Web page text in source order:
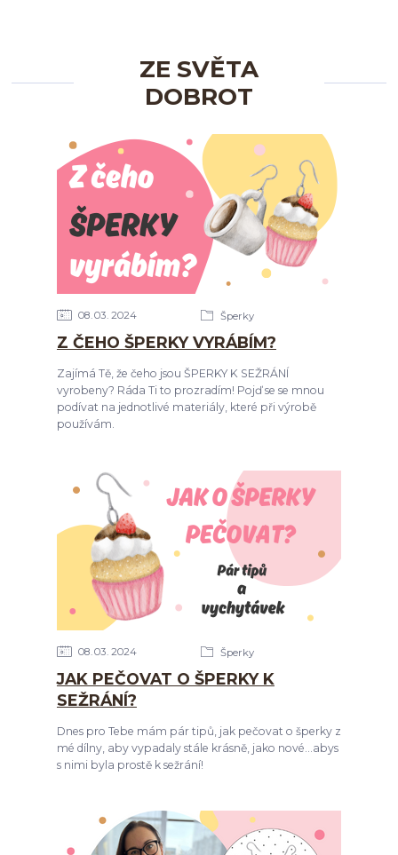
ZE SVĚTA
DOBROT
08 03 2024 Šperky
Z ČEHO ŠPERKY VYRÁBÍM?
Zajímá Tě, že čeho jsou ŠPERKY K SEŽRÁNÍ
vyrobeny? Ráda Ti to prozradím! Pojď se se mnou
podívat na jednotlivé materiály, které při výrobě
používám.
08 03 2024 Šperky
JAK PEČOVAT O ŠPERKY K
SEŽRÁNÍ?
Dnes pro Tebe mám pár tipů, jak pečovat o šperky z
mé dílny, aby vypadaly stále krásně, jako nové...abys
s nimi byla prostě k sežrání!